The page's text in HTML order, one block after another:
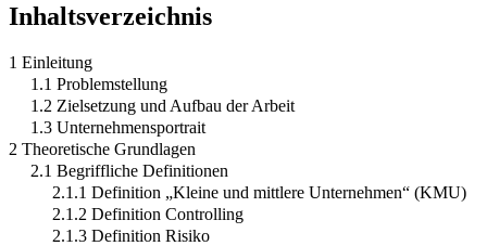
Inhaltsverzeichnis
1 Einleitung
1.1 Problemstellung
1.2 Zielsetzung und Aufbau der Arbeit
1.3 Unternehmensportrait
2 Theoretische Grundlagen
2.1 Begriffliche Definitionen
2.1.1 Definition „Kleine und mittlere Unternehmen“ (KMU)
2.1.2 Definition Controlling
2.1.3 Definition Risiko